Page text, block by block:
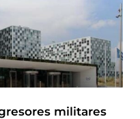
militares